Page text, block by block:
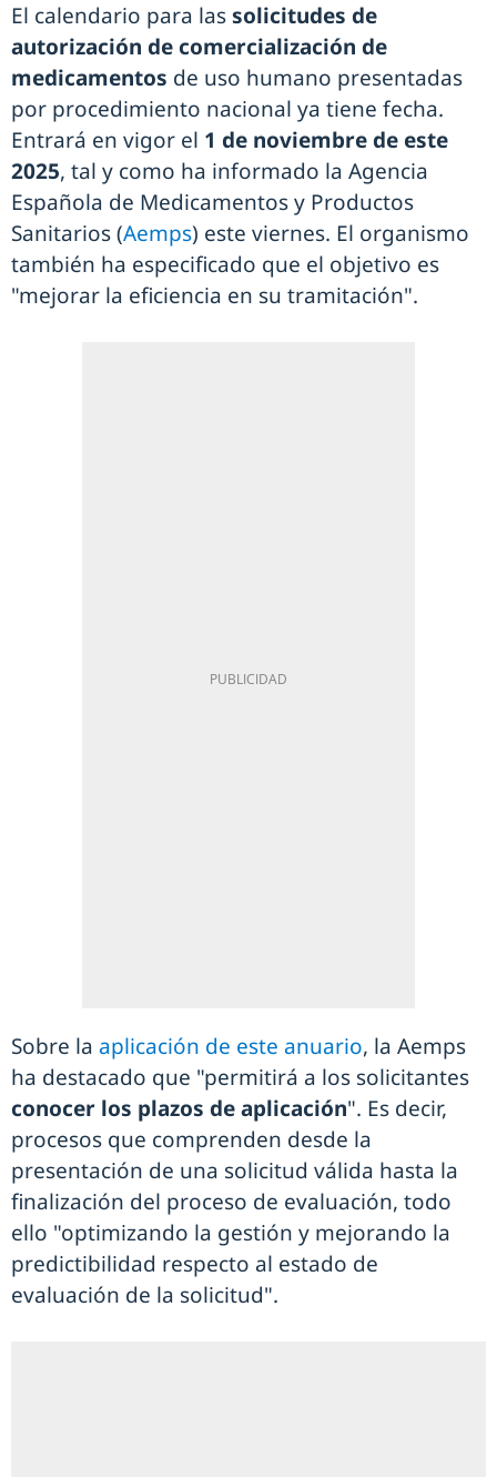
El calendario para lassolicitudes de
autorización de comercialización de
medicamentos de uso humano presentadas
por procedimiento nacional ya tiene fecha.
Entrará en vigor el 1 de noviembre de este
2025, tal y como ha informado la Agencia
Española de Medicamentos y Productos
Sanitarios (Aemps) este viernes. El organismo
también ha especificado que el objetivo es
"mejorar la eficiencia en su tramitación".
Sobre la aplicación de este anuario, la Aemps
ha destacado que "permitirá a los solicitantes
conocer los plazos de aplicación". Es decir,
procesos que comprenden desde la
presentación de una solicitud válida hasta la
finalización del proceso de evaluación, todo
ello "optimizando la gestión y mejorando la
predictibilidad respecto al estado de
evaluación de la solicitud".